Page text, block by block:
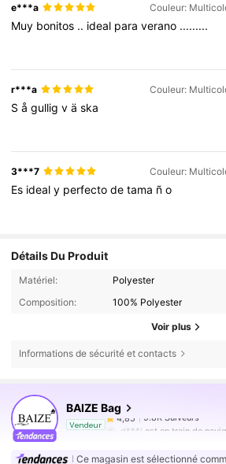
e***a Couleur:
Muy bonitos .. ideal paraverano .........
r***a Couleur:
Sågulligväska
3***7 Couleur:
Es idealy perfectodetama ño
Détails Du Produit
Matériel:
Polyester
Composition:
100% Polyester
Voir plus
Informations de sécurité et contacts
BAIZE Bag
Vendeur
4,85
d***l est en train de
Ce magasin est sélectionné